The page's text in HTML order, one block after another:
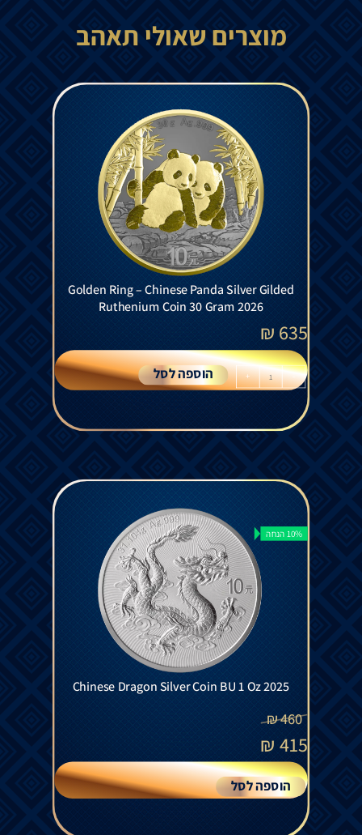
מוצרים שאולי תאהב
Golden Ring – Chinese Panda Silver Gilded
Ruthenium Coin 30 Gram 2026
635
₪
-
+ הוספה לסל
10% הנחה
Chinese Dragon Silver Coin BU 1 Oz 2025
460
₪
415
₪
הוספה לסל